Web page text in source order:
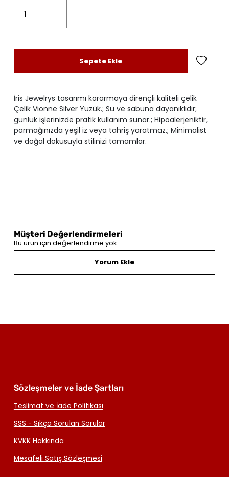
İris Jewelrys tasarımı kararmaya dirençli kaliteli çelik
Çelik Vionne Silver Yüzük.; Su ve sabuna dayanıklıdır;
günlük işlerinizde pratik kullanım sunar.; Hipoalerjeniktir,
parmağınızda yeşil iz veya tahriş yaratmaz.; Minimalist
ve doğal dokusuyla stilinizi tamamlar.
Sepete Ekle
Müşteri Değerlendirmeleri
Bu ürün için değerlendirme yok
Yorum Ekle
Sözleşmeler ve İade Şartları
Teslimat ve İade Politikası
SSS - Sıkça Sorulan Sorular
KVKK Hakkında
Mesafeli Satış Sözleşmesi